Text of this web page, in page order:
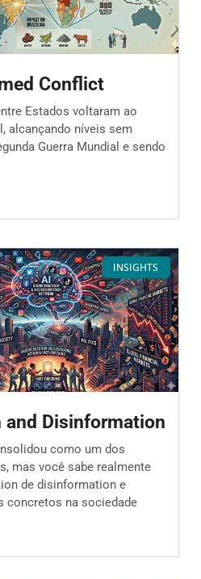
Conflict
Estados voltaram ao
alcançando níveis sem
Guerra Mundial e sendo
INSIGHTS
Disinformation
como um dos
mas você sabe realmente
de disinformation e
concretos na sociedade